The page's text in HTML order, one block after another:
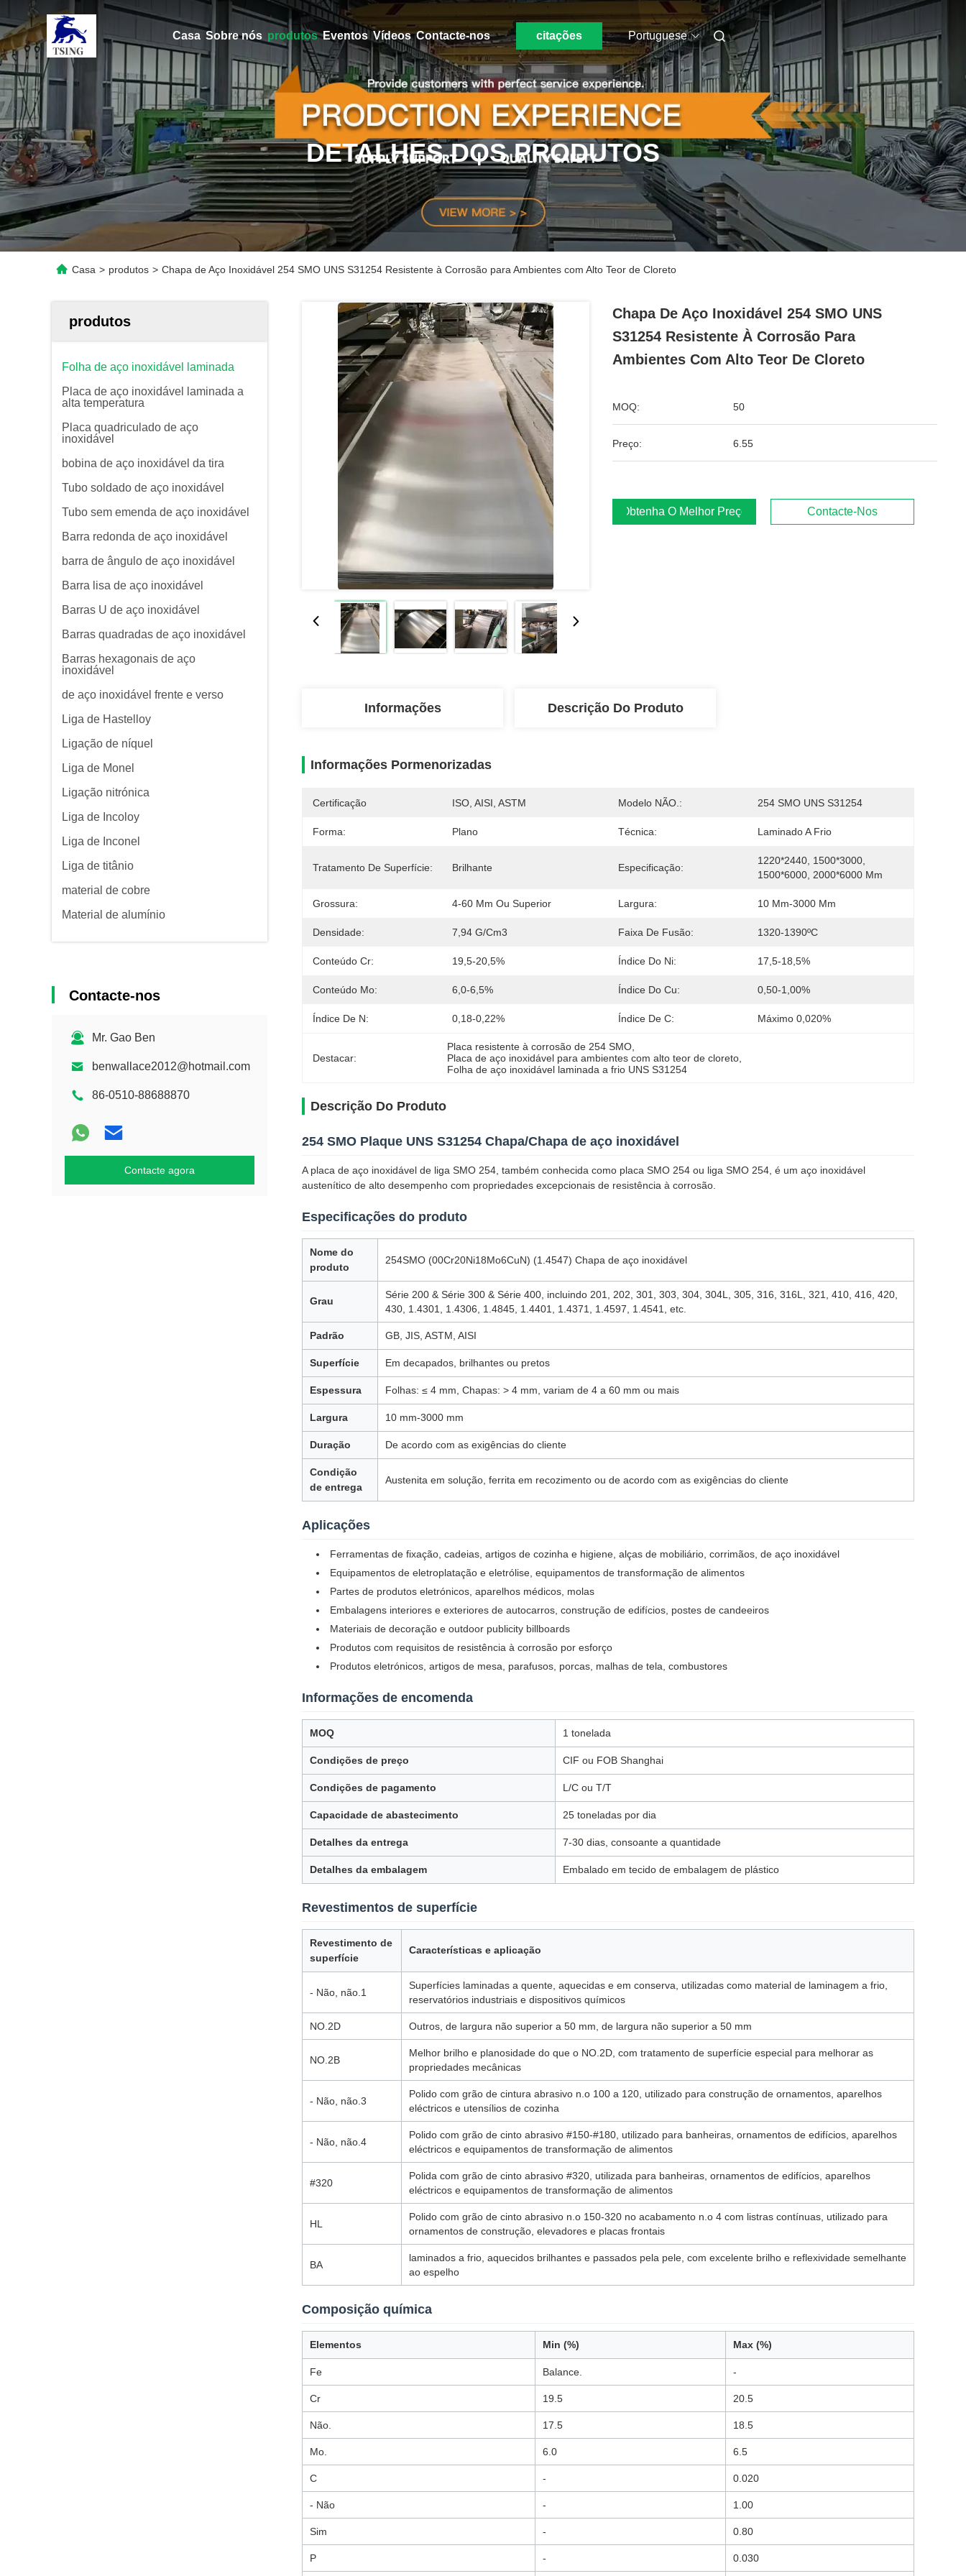
Casa Sobre nós produtos Eventos Vídeos Contacte-nos citações Portuguese
DETALHES DOS PRODUTOS
Casa > produtos > Chapa de Aço Inoxidável 254 SMO UNS S31254 Resistente à Corrosão para Ambientes com Alto Teor de Cloreto
produtos
Folha de aço inoxidável laminada
Placa de aço inoxidável laminada a
alta temperatura
Placa quadriculado de aço
inoxidável
bobina de aço inoxidável da tira
Tubo soldado de aço inoxidável
Tubo sem emenda de aço inoxidável
Barra redonda de aço inoxidável
barra de ângulo de aço inoxidável
Barra lisa de aço inoxidável
Barras U de aço inoxidável
Barras quadradas de aço inoxidável
Barras hexagonais de aço
inoxidável
de aço inoxidável frente e verso
Liga de Hastelloy
Ligação de níquel
Liga de Monel
Ligação nitrónica
Liga de Incoloy
Liga de Inconel
Liga de titânio
material de cobre
Material de alumínio
Contacte-nos
Mr. Gao Ben
benwallace2012@hotmail.com
86-0510-88688870
Contacte agora
Chapa De Aço Inoxidável 254 SMO UNS
S31254 Resistente À Corrosão Para
Ambientes Com Alto Teor De Cloreto
MOQ: 50
Preço: 6.55
Obtenha O Melhor Preço Contacte-Nos
Informações Descrição Do Produto
Informações Pormenorizadas
Certificação ISO, AISI, ASTM Modelo NÃO.: 254 SMO UNS S31254
Forma: Plano Técnica: Laminado A Frio
Tratamento De Superfície: Brilhante Especificação:
1220*2440, 1500*3000,
1500*6000, 2000*6000 Mm
Grossura: 4-60 Mm Ou Superior Largura: 10 Mm-3000 Mm
Densidade: 7,94 G/cm3 Faixa De Fusão: 1320-1390ºC
Conteúdo Cr: 19,5-20,5% Índice Do Ni: 17,5-18,5%
Conteúdo Mo: 6,0-6,5% Índice Do Cu: 0,50-1,00%
Índice De N: 0,18-0,22% Índice De C: Máximo 0,020%
Destacar:
Placa resistente à corrosão de 254 SMO
Placa de aço inoxidável para ambientes com alto teor de cloreto
Folha de aço inoxidável laminada a frio UNS S31254
Descrição Do Produto
254 SMO Plaque UNS S31254 Chapa/Chapa de aço inoxidável
A placa de aço inoxidável de liga SMO 254, também conhecida como placa SMO 254 ou liga SMO 254, é um aço inoxidável
austenítico de alto desempenho com propriedades excepcionais de resistência à corrosão.
Especificações do produto
Nome do
produto
254SMO (00Cr20Ni18Mo6CuN) (1.4547) Chapa de aço inoxidável
Grau
Série 200 & Série 300 & Série 400, incluindo 201, 202, 301, 303, 304, 304L, 305, 316, 316L, 321, 410, 416, 420,
430, 1.4301, 1.4306, 1.4845, 1.4401, 1.4371, 1.4597, 1.4541, etc.
Padrão GB, JIS, ASTM, AISI
Superfície Em decapados, brilhantes ou pretos
Espessura Folhas: ≤ 4 mm, Chapas: > 4 mm, variam de 4 a 60 mm ou mais
Largura 10 mm-3000 mm
Duração De acordo com as exigências do cliente
Condição
de entrega
Austenita em solução, ferrita em recozimento ou de acordo com as exigências do cliente
Aplicações
Ferramentas de fixação, cadeias, artigos de cozinha e higiene, alças de mobiliário, corrimãos, de aço inoxidável
Equipamentos de eletroplatação e eletrólise, equipamentos de transformação de alimentos
Partes de produtos eletrónicos, aparelhos médicos, molas
Embalagens interiores e exteriores de autocarros, construção de edifícios, postes de candeeiros
Materiais de decoração e outdoor publicity billboards
Produtos com requisitos de resistência à corrosão por esforço
Produtos eletrónicos, artigos de mesa, parafusos, porcas, malhas de tela, combustores
Informações de encomenda
MOQ 1 tonelada
Condições de preço CIF ou FOB Shanghai
Condições de pagamento L/C ou T/T
Capacidade de abastecimento 25 toneladas por dia
Detalhes da entrega 7-30 dias, consoante a quantidade
Detalhes da embalagem Embalado em tecido de embalagem de plástico
Revestimentos de superfície
Revestimento de
superfície
Características e aplicação
- Não, não.1
Superfícies laminadas a quente, aquecidas e em conserva, utilizadas como material de laminagem a frio,
reservatórios industriais e dispositivos químicos
NO.2D Outros, de largura não superior a 50 mm, de largura não superior a 50 mm
NO.2B
Melhor brilho e planosidade do que o NO.2D, com tratamento de superfície especial para melhorar as
propriedades mecânicas
- Não, não.3
Polido com grão de cintura abrasivo n.o 100 a 120, utilizado para construção de ornamentos, aparelhos
eléctricos e utensílios de cozinha
- Não, não.4
Polido com grão de cinto abrasivo #150-#180, utilizado para banheiras, ornamentos de edifícios, aparelhos
eléctricos e equipamentos de transformação de alimentos
#320
Polida com grão de cinto abrasivo #320, utilizada para banheiras, ornamentos de edifícios, aparelhos
eléctricos e equipamentos de transformação de alimentos
HL
Polido com grão de cinto abrasivo n.o 150-320 no acabamento n.o 4 com listras contínuas, utilizado para
ornamentos de construção, elevadores e placas frontais
BA
laminados a frio, aquecidos brilhantes e passados pela pele, com excelente brilho e reflexividade semelhante
ao espelho
Composição química
Elementos Min (%) Max (%)
Fe Balance. -
Cr 19.5 20.5
Não. 17.5 18.5
Mo. 6.0 6.5
C - 0.020
- Não - 1.00
Sim - 0.80
P - 0.030